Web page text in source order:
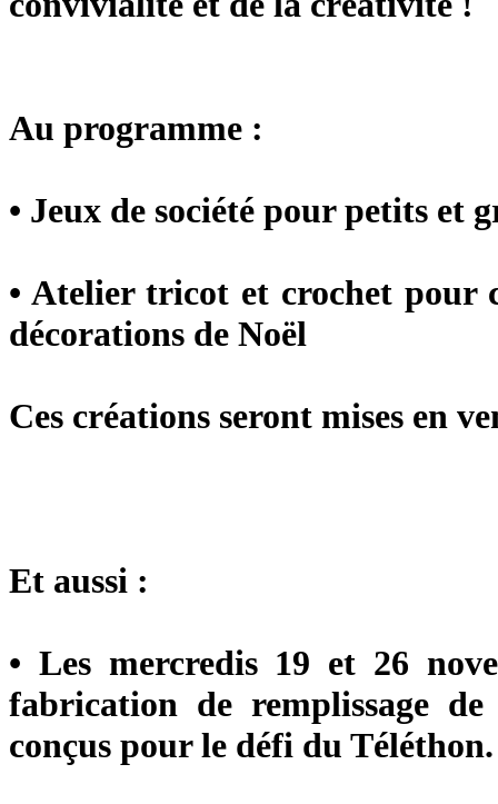
Au programme :
• Jeux de société pour petits et
• Atelier tricot et crochet pour
décorations de Noël
Ces créations seront mises en
Et aussi :
• Les mercredis 19 et 26
fabrication de remplissage
conçus pour le défi du Téléthon.